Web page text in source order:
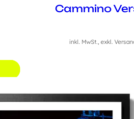
Cammino
inkl. MwSt., exkl.